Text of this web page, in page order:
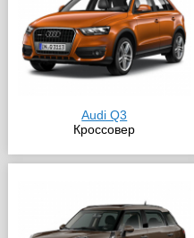
Audi Q3
Кроссовер